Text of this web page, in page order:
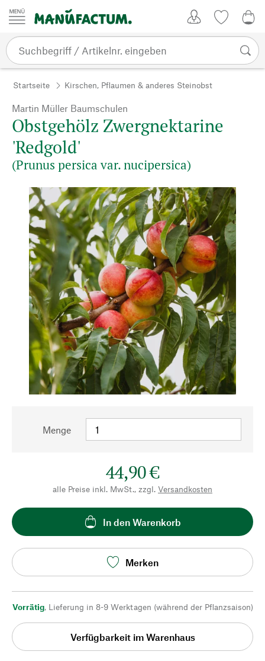
Zum Inhalt springen
Startseite Kirschen, Pflaumen & anderes Steinobst
Martin Müller Baumschulen
Obstgehölz Zwergnektarine
'Redgold'
(Prunus persica var. nucipersica)
Menge
44,90 €
alle Preise inkl. MwSt., zzgl. Versandkosten
In den Warenkorb
Merken
Vorrätig, Lieferung in 8-9 Werktagen (während der Pflanzsaison)
Verfügbarkeit im Warenhaus